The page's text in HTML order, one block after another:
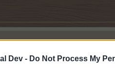
Dev - Do Not Process My
открыл ярус чудо вьюнка